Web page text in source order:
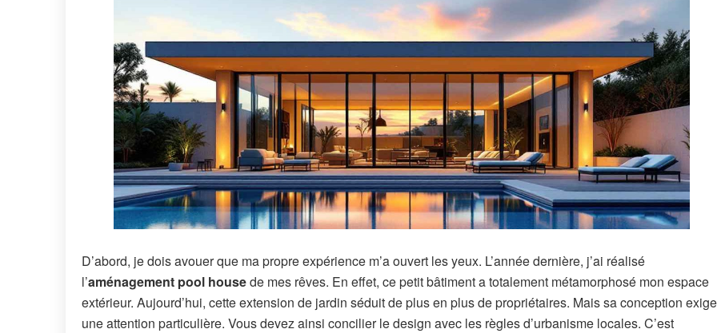
D’abord, je dois avouer que ma propre expérience m’a ouvert les yeux. L’année dernière, j’ai réalisé
l’aménagement pool housede mes rêves. En effet, ce petit bâtiment a totalement métamorphosé mon espace
extérieur. Aujourd’hui, cette extension de jardin séduit de plus en plus de propriétaires. Mais sa conception exige
une attention particulière. Vous devez ainsi concilier le design avec les règles d’urbanisme locales. C’est